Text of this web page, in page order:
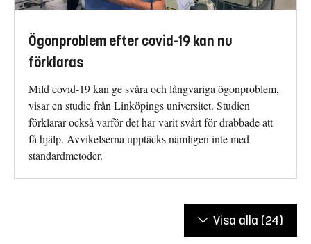
Ögonproblem efter covid-19 kan nu
förklaras
Mild covid-19 kan ge svåra och långvariga ögonproblem,
visar en studie från Linköpings universitet. Studien
förklarar också varför det har varit svårt för drabbade att
få hjälp. Avvikelserna upptäcks nämligen inte med
standardmetoder.
Visa alla (24)